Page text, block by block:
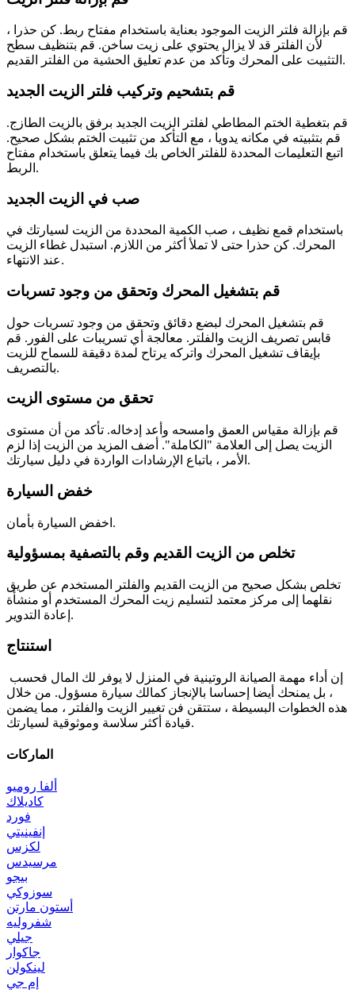
قم بإزالة فلتر الزيت الموجود بعناية باستخدام مفتاح ربط. كن حذرا ،
لأن الفلتر قد لا يزال يحتوي على زيت ساخن. قم بتنظيف سطح
التثبيت على المحرك وتأكد من عدم تعليق الحشية من الفلتر القديم.
قم بتغطية الختم المطاطي لفلتر الزيت الجديد برفق بالزيت الطازج.
قم بتثبيته في مكانه يدويا ، مع التأكد من تثبيت الختم بشكل صحيح.
اتبع التعليمات المحددة للفلتر الخاص بك فيما يتعلق باستخدام مفتاح
الربط.
باستخدام قمع نظيف ، صب الكمية المحددة من الزيت لسيارتك في
المحرك. كن حذرا حتى لا تملأ أكثر من اللازم. استبدل غطاء الزيت
عند الانتهاء.
قم بتشغيل المحرك لبضع دقائق وتحقق من وجود تسربات حول
قابس تصريف الزيت والفلتر. معالجة أي تسريبات على الفور. قم
بإيقاف تشغيل المحرك واتركه يرتاح لمدة دقيقة للسماح للزيت
بالتصريف.
تحقق من مستوى الزيت
قم بإزالة مقياس العمق وامسحه وأعد إدخاله. تأكد من أن مستوى
الزيت يصل إلى العلامة "الكاملة". أضف المزيد من الزيت إذا لزم
الأمر ، باتباع الإرشادات الواردة في دليل سيارتك.
اخفض السيارة بأمان.
تخلص من الزيت القديم وقم بالتصفية بمسؤولية
تخلص بشكل صحيح من الزيت القديم والفلتر المستخدم عن طريق
نقلهما إلى مركز معتمد لتسليم زيت المحرك المستخدم أو منشأة
إعادة التدوير.
، بل يمنحك أيضا إحساسا بالإنجاز كمالك سيارة مسؤول. من خلال
هذه الخطوات البسيطة ، ستتقن فن تغيير الزيت والفلتر ، مما يضمن
قيادة أكثر سلاسة وموثوقية لسيارتك.
الماركات
ألفا روميو
كاديلاك
فورد
إنفينيتي
لكزس
مرسيدس
بيجو
سوزوكي
أستون مارتن
شفروليه
جيلي
جاكوار
لينكولن
إم جي